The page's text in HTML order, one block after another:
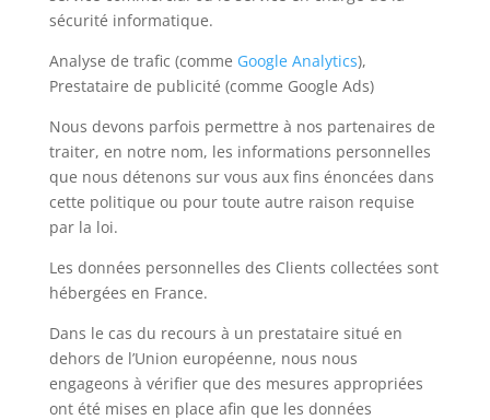
sécurité informatique.
Analyse de trafic (comme Google Analytics),
Prestataire de publicité (comme Google Ads)
Nous devons parfois permettre à nos partenaires de
traiter, en notre nom, les informations personnelles
que nous détenons sur vous aux fins énoncées dans
cette politique ou pour toute autre raison requise
par la loi.
Les données personnelles des Clients collectées sont
hébergées en France.
Dans le cas du recours à un prestataire situé en
dehors de l’Union européenne, nous nous
engageons à vérifier que des mesures appropriées
ont été mises en place afin que les données